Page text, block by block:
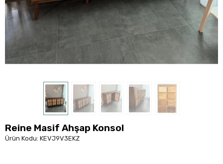
Reine Masif Ahşap Konsol
Ürün Kodu: KEVJ9V3EKZ